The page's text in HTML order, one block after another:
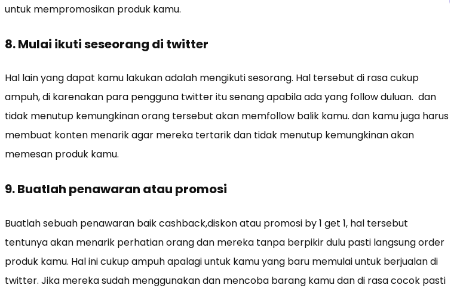
untuk mempromosikan produk kamu.
8. Mulai ikuti seseorang di twitter
Hal lain yang dapat kamu lakukan adalah mengikuti sesorang. Hal tersebut di rasa cukup
ampuh, di karenakan para pengguna twitter itu senang apabila ada yang follow duluan. dan
tidak menutup kemungkinan orang tersebut akan memfollow balik kamu. dan kamu juga harus
membuat konten menarik agar mereka tertarik dan tidak menutup kemungkinan akan
memesan produk kamu.
9. Buatlah penawaran atau promosi
Buatlah sebuah penawaran baik cashback,diskon atau promosi by 1 get 1, hal tersebut
tentunya akan menarik perhatian orang dan mereka tanpa berpikir dulu pasti langsung order
produk kamu. Hal ini cukup ampuh apalagi untuk kamu yang baru memulai untuk berjualan di
twitter. Jika mereka sudah menggunakan dan mencoba barang kamu dan di rasa cocok pasti